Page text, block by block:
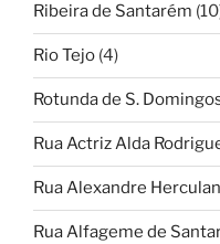
Ribeira de Santarém
Rio Tejo (4)
Rotunda de S.
Rua Actriz Alda
Rua Alexandre
Rua Alfageme de